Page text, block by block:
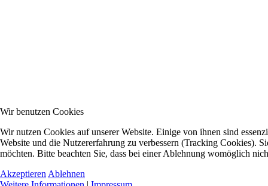
Wir benutzen Cookies
Wir nutzen Cookies auf unserer Website. Einige von ihnen sind
Website und die Nutzererfahrung zu verbessern (Tracking Cookies).
möchten. Bitte beachten Sie, dass bei einer Ablehnung womöglich
Akzeptieren Ablehnen